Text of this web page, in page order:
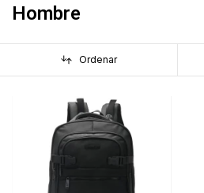
Hombre
Ordenar